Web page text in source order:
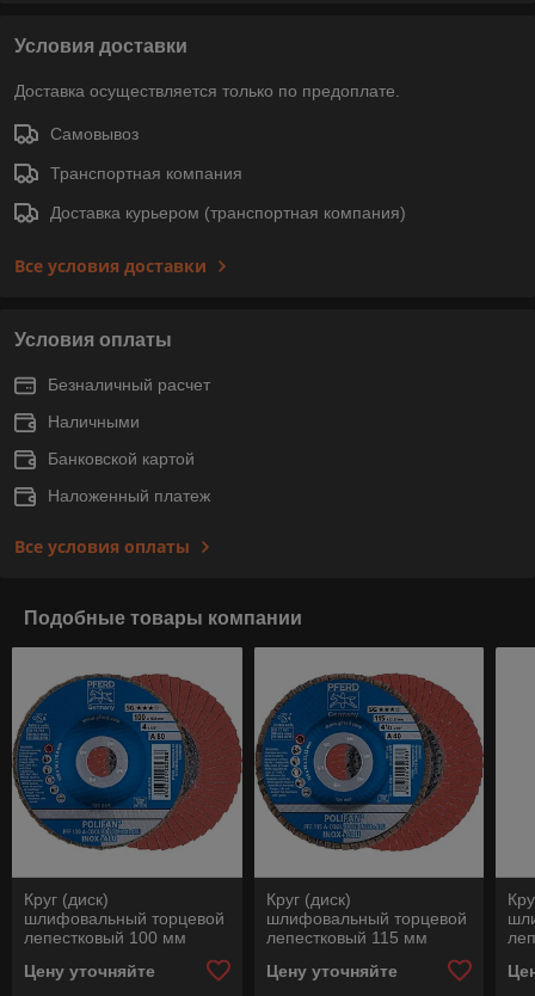
Условия доставки
Доставка осуществляется только по предоплате.
Самовывоз
Транспортная компания
Доставка курьером (транспортная компания)
Все условия доставки
Условия оплаты
Безналичный расчет
Наличными
Банковской картой
Наложенный платеж
Все условия оплаты
Подобные товары компании
Круг (диск)
шлифовальный торцевой
лепестковый 100 мм
COOL 80 SG INOX+ALU,
Цену уточняйте
Круг (диск)
шлифовальный торцевой
лепестковый 115 мм
COOL 40 SG INOX+ALU,
Цену уточняйте